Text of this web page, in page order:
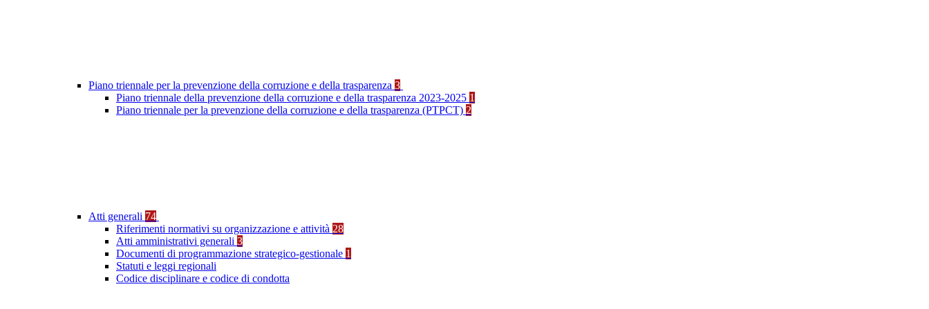
Piano triennale per la prevenzione della corruzione e della trasparenza 3
Piano triennale della prevenzione della corruzione e della trasparenza 2023-2025 1
Piano triennale per la prevenzione della corruzione e della trasparenza (PTPCT) 2
Atti generali 74
Riferimenti normativi su organizzazione e attività 28
Atti amministrativi generali 3
Documenti di programmazione strategico-gestionale 1
Statuti e leggi regionali
Codice disciplinare e codice di condotta